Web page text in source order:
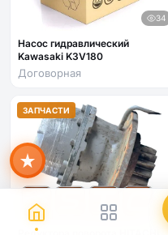
34
Насос гидравлический
Kawasaki K3V180
Договорная
ЗАПЧАСТИ
36
Мира
ИИ-помощник · всегда онлайн